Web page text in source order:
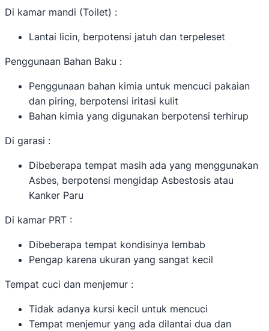
Di kamar mandi (Toilet) :
Lantai licin, berpotensi jatuh dan terpeleset
Penggunaan Bahan Baku :
Penggunaan bahan kimia untuk mencuci pakaian
dan piring, berpotensi iritasi kulit
Bahan kimia yang digunakan berpotensi terhirup
Di garasi :
Dibeberapa tempat masih ada yang menggunakan
Asbes, berpotensi mengidap Asbestosis atau
Kanker Paru
Di kamar PRT :
Dibeberapa tempat kondisinya lembab
Pengap karena ukuran yang sangat kecil
Tempat cuci dan menjemur :
Tidak adanya kursi kecil untuk mencuci
Tempat menjemur yang ada dilantai dua dan